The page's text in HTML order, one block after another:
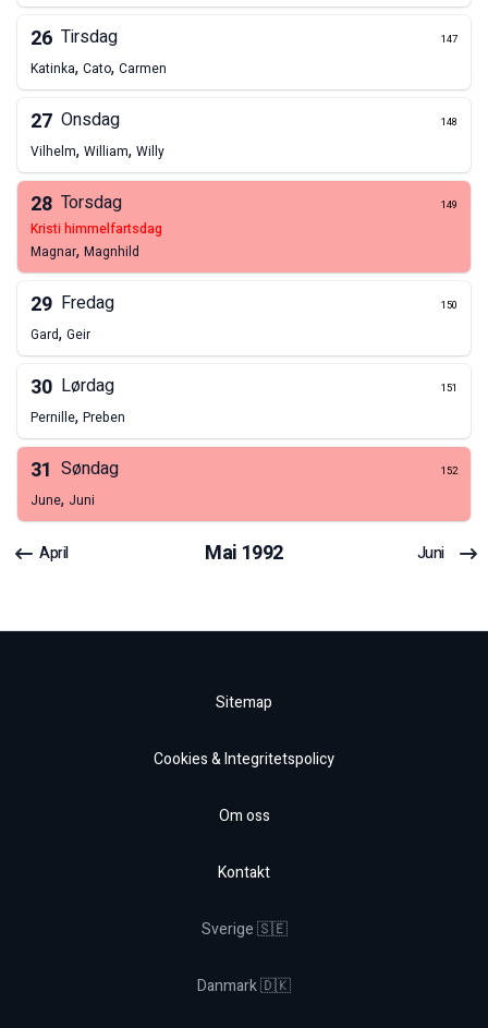
26 Tirsdag 147
Katinka, Cato, Carmen
27 Onsdag 148
Vilhelm, William, Willy
28 Torsdag 149
kristi himmelfartsdag
Magnar, Magnhild
29 Fredag 150
Gard, Geir
30 Lørdag 151
Pernille, Preben
31 Søndag 152
June, Juni
April Mai 1992 Juni
Sitemap
Cookies & Integritetspolicy
Om oss
Kontakt
Sverige 🇸🇪
Danmark 🇩🇰